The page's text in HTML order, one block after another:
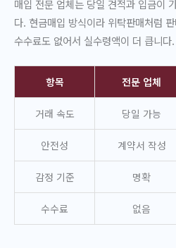
매입 전문 업체는 당일 견적과 입금이
다. 현금매입 방식이라 위탁판매처럼
수수료도 없어서 실수령액이 더 큽니다.
항목 전문 업체
거래 속도 당일 가능
안전성 계약서 작성
감정 기준 명확
수수료 없음